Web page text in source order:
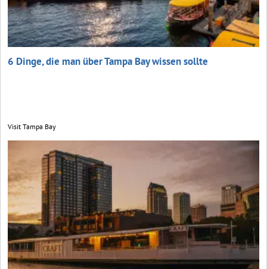
6 Dinge, die man über Tampa Bay wissen sollte
Visit Tampa Bay